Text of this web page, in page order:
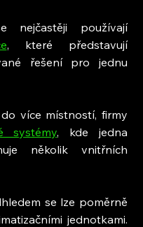
V menších kancelářích se nejčastěji používají
, které představují
řešení pro jednu
více místností, firmy
systémy, kde jedna
několik vnitřních
se lze poměrně
jednotkami.